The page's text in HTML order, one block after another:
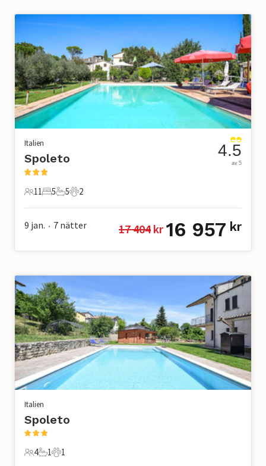
Italien
Spoleto
11 Gäster
11
5 Sovrum
5
5 Badrum
5
2 Husdjur
2
4.5
av 5
9 jan. • 7 nätter 17 404 kr 16 957 kr
Italien
Spoleto
4 Gäster
4
1 Badrum
1
1 Husdjur
1